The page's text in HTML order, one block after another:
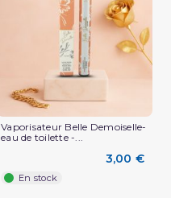
Vaporisateur Belle Demoiselle-
eau de toilette -...
3,00 €
En stock